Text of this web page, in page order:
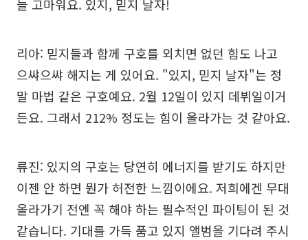
늘 고마워요. 있지, 믿지 날자!
리아: 믿지들과 함께 구호를 외치면 없던 힘도 나고
으쌰으쌰 해지는 게 있어요. "있지, 믿지 날자"는 정
말 마법 같은 구호예요. 2월 12일이 있지 데뷔일이거
든요. 그래서 212% 정도는 힘이 올라가는 것 같아요.
류진: 있지의 구호는 당연히 에너지를 받기도 하지만
이젠 안 하면 뭔가 허전한 느낌이에요. 저희에겐 무대
올라가기 전엔 꼭 해야 하는 필수적인 파이팅이 된 것
같습니다. 기대를 가득 품고 있지 앨범을 기다려 주시